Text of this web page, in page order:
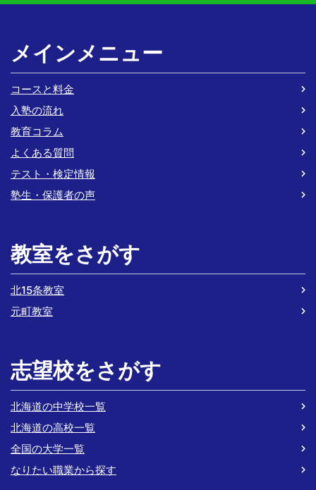
メインメニュー
コースと料金
入塾の流れ
教育コラム
よくある質問
テスト・検定情報
塾生・保護者の声
教室をさがす
北15条教室
元町教室
志望校をさがす
北海道の中学校一覧
北海道の高校一覧
全国の大学一覧
なりたい職業から探す